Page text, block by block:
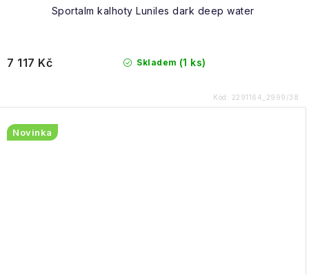
Sportalm kalhoty Luniles dark deep water
Skladem (1 ks)
7 117 Kč
Kód: 2291164_2999/38
Novinka